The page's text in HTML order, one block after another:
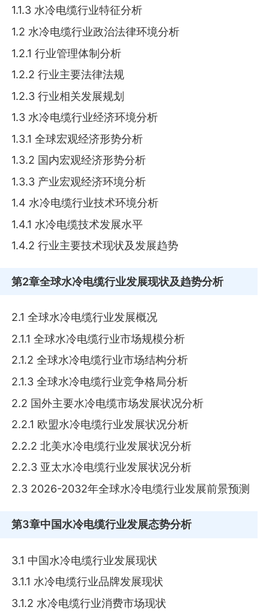
1.1.3 水冷电缆行业特征分析
1.2 水冷电缆行业政治法律环境分析
1.2.1 行业管理体制分析
1.2.2 行业主要法律法规
1.2.3 行业相关发展规划
1.3 水冷电缆行业经济环境分析
1.3.1 全球宏观经济形势分析
1.3.2 国内宏观经济形势分析
1.3.3 产业宏观经济环境分析
1.4 水冷电缆行业技术环境分析
1.4.1 水冷电缆技术发展水平
1.4.2 行业主要技术现状及发展趋势
第2章全球水冷电缆行业发展现状及趋势分析
2.1 全球水冷电缆行业发展概况
2.1.1 全球水冷电缆行业市场规模分析
2.1.2 全球水冷电缆行业市场结构分析
2.1.3 全球水冷电缆行业竞争格局分析
2.2 国外主要水冷电缆市场发展状况分析
2.2.1 欧盟水冷电缆行业发展状况分析
2.2.2 北美水冷电缆行业发展状况分析
2.2.3 亚太水冷电缆行业发展状况分析
2.3 2026-2032年全球水冷电缆行业发展前景预测
第3章中国水冷电缆行业发展态势分析
3.1 中国水冷电缆行业发展现状
3.1.1 水冷电缆行业品牌发展现状
3.1.2 水冷电缆行业消费市场现状